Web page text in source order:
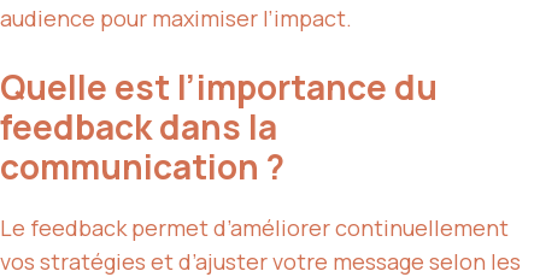
audience pour maximiser l’impact.
Quelle est l’importance du
feedback dans la
communication ?
Le feedback permet d’améliorer continuellement
vos stratégies et d’ajuster votre message selon les